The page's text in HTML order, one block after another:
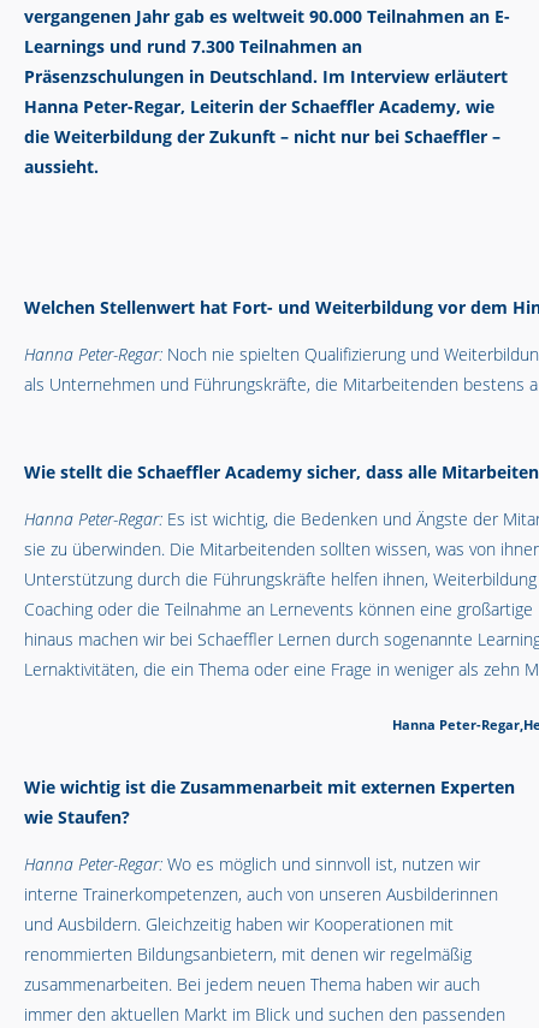
vergangenen Jahr gab es weltweit 90.000 Teilnahmen an E-
Learnings und rund 7.300 Teilnahmen an
Präsenzschulungen in Deutschland. Im Interview erläutert
Hanna Peter-Regar, Leiterin der Schaeffler Academy, wie
die Weiterbildung der Zukunft – nicht nur bei Schaeffler –
aussieht.
Welchen Stellenwert hat Fort- und Weiterbildung vor dem
Hanna Peter-Regar: Noch nie spielten Qualifizierung und
als Unternehmen und Führungskräfte, die Mitarbeitenden
Wie stellt die Schaeffler Academy sicher, dass alle
Hanna Peter-Regar: Es ist wichtig, die Bedenken und Ängste der
sie zu überwinden. Die Mitarbeitenden sollten wissen, was von
Unterstützung durch die Führungskräfte helfen ihnen,
Coaching oder die Teilnahme an Lernevents können eine
hinaus machen wir bei Schaeffler Lernen durch sogenannte
Lernaktivitäten, die ein Thema oder eine Frage in weniger als
Hanna Peter-
Wie wichtig ist die Zusammenarbeit mit externen Experten
wie Staufen?
Hanna Peter-Regar: Wo es möglich und sinnvoll ist, nutzen wir
interne Trainerkompetenzen, auch von unseren Ausbilderinnen
und Ausbildern. Gleichzeitig haben wir Kooperationen mit
renommierten Bildungsanbietern, mit denen wir regelmäßig
zusammenarbeiten. Bei jedem neuen Thema haben wir auch
immer den aktuellen Markt im Blick und suchen den passenden